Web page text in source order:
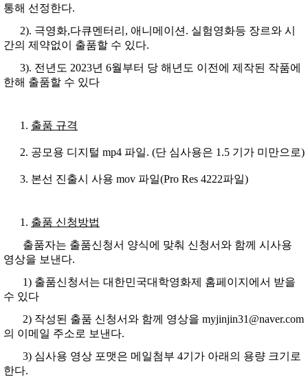
통해 선정한다.
2). 극영화,다큐멘터리, 애니메이션. 실험영화등 장르와 시
간의 제약없이 출품할 수 있다.
3). 전년도 2023년 6월부터 당 해년도 이전에 제작된 작품에
한해 출품할 수 있다
출품 규격
공모용 디지털 mp4 파일. (단 심사용은 1.5 기가 미만으로)
본선 진출시 사용 mov 파일(Pro Res 4222파일)
출품 신청방법
출품자는 출품신청서 양식에 맞춰 신청서와 함께 시사용
영상을 보낸다.
1) 출품신청서는 대한민국대학영화제 홈페이지에서 받을
수 있다
2) 작성된 출품 신청서와 함께 영상을 myjinjin31@naver.com
의 이메일 주소로 보낸다.
3) 심사용 영상 포맷은 메일첨부 4기가 아래의 용량 크기로
한다.